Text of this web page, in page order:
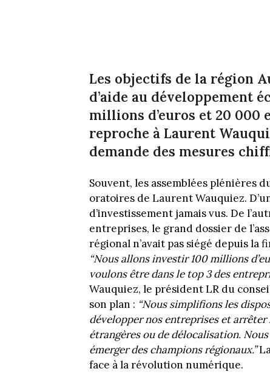
Les objectifs de la région
d’aide au développement
millions d’euros et 20 000
reproche à Laurent
demande des mesures
Souvent, les assemblées plénières
oratoires de Laurent Wauquiez.
d’investissement jamais vus. De
entreprises, le grand dossier de
régional n’avait pas siégé depuis la
“Nous allons investir 100 millions
voulons être dans le top 3 des
Wauquiez, le président LR du
son plan : “Nous simplifions les
développer nos entreprises et
étrangères ou de délocalisation.
émerger des champions régionaux.”
face à la révolution numérique.